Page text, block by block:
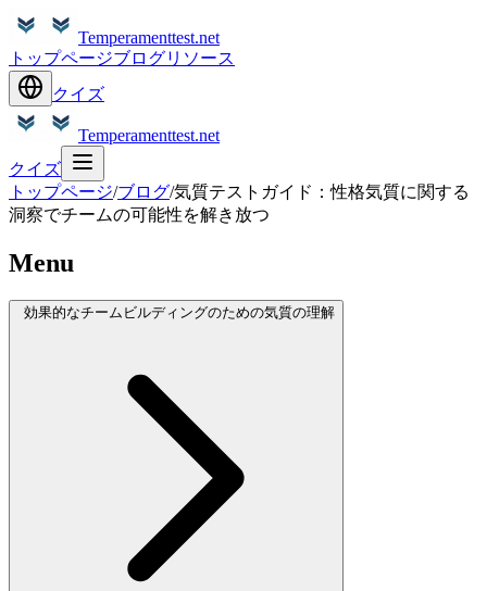
Temperamenttest.net
トップページブログリソース
クイズ
Temperamenttest.net
クイズ
トップページ/ブログ/気質テストガイド：性格気質に関する
洞察でチームの可能性を解き放つ
Menu
効果的なチームビルディングのための気質の理解